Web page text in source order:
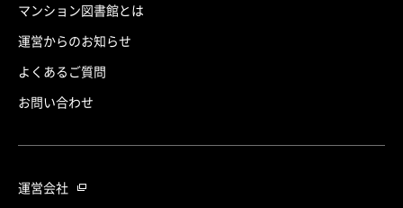
マンション図書館とは
運営からのお知らせ
よくあるご質問
お問い合わせ
運営会社